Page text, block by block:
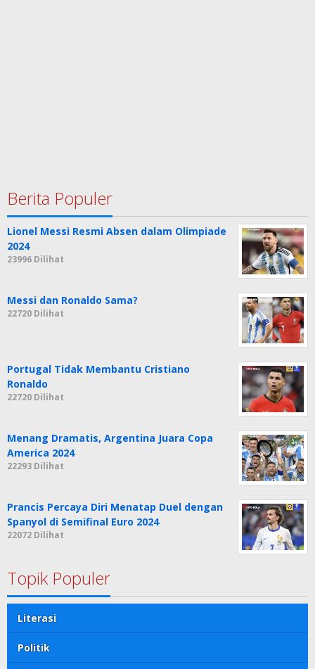
Berita Populer
Lionel Messi Resmi Absen dalam Olimpiade
2024
23996 Dilihat
Messi dan Ronaldo Sama?
22720 Dilihat
Portugal Tidak Membantu Cristiano
Ronaldo
22720 Dilihat
Menang Dramatis, Argentina Juara Copa
America 2024
22293 Dilihat
Prancis Percaya Diri Menatap Duel dengan
Spanyol di Semifinal Euro 2024
22072 Dilihat
Topik Populer
Literasi
Politik